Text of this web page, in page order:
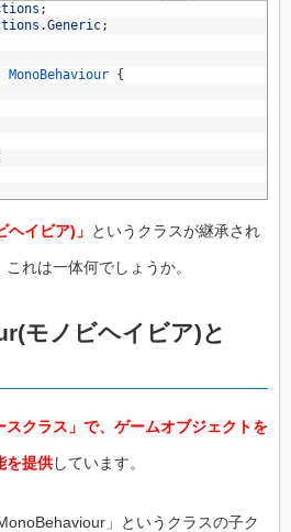
;
.Generic;
MonoBehaviour {
イビア)」 というクラスが継承され
れは一体何でしょうか。
モノビヘイビア)と
スクラス」 で、ゲームオブジェクトを
を提供しています。
」というクラスの子ク